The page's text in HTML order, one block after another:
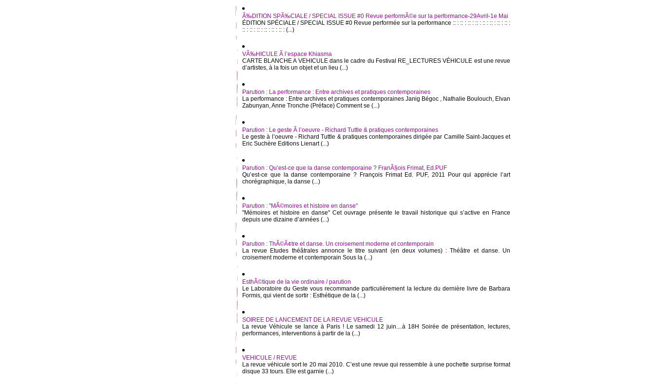
Ã‰DITION SPÃ‰CIALE / SPECIAL ISSUE #0 Revue performÃ©e sur la performance-29Avril-1e Mai
ÉDITION SPÉCIALE / SPECIAL ISSUE #0 Revue performée sur la performance :: : :: : :: : :: : :: : :: : :: : :: :
:: : :: : :: : :: : :: : :: : (...)
VÃ‰HICULE Ã l’espace Khiasma
CARTE BLANCHE A VEHICULE dans le cadre du Festival RE_LECTURES VÉHICULE est une revue
d’artistes, à la fois un objet et un lieu (...)
Parution : La performance : Entre archives et pratiques contemporaines
La performance : Entre archives et pratiques contemporaines Janig Bégoc , Nathalie Boulouch, Elvan
Zabunyan, Anne Tronche (Préface) Comment se (...)
Parution : Le geste Ã l’oeuvre - Richard Tuttle & pratiques contemporaines
Le geste à l’oeuvre - Richard Tuttle & pratiques contemporaines dirigée par Camille Saint-Jacques et
Eric Suchère Editions Lienart (...)
Parution : Qu’est-ce que la danse contemporaine ? FranÃ§ois Frimat, Ed.PUF
Qu’est-ce que la danse contemporaine ? François Frimat Ed. PUF, 2011 Pour qui apprécie l’art
chorégraphique, la danse (...)
Parution : "MÃ©moires et histoire en danse"
"Mémoires et histoire en danse" Cet ouvrage présente le travail historique qui s’active en France
depuis une dizaine d’années (...)
Parution : ThÃ©Ã¢tre et danse. Un croisement moderne et contemporain
La revue Etudes théâtrales annonce le titre suivant (en deux volumes) : Théâtre et danse. Un
croisement moderne et contemporain Sous la (...)
EsthÃ©tique de la vie ordinaire / parution
Le Laboratoire du Geste vous recommande particulièrement la lecture du dernière livre de Barbara
Formis, qui vient de sortir : Esthétique de la (...)
SOIREE DE LANCEMENT DE LA REVUE VEHICULE
La revue Véhicule se lance à Paris ! Le samedi 12 juin....à 18H Soirée de présentation, lectures,
performances, interventions à partir de la (...)
VEHICULE / REVUE
La revue véhicule sort le 20 mai 2010. C’est une revue qui ressemble à une pochette surprise format
disque 33 tours. Elle est garnie (...)